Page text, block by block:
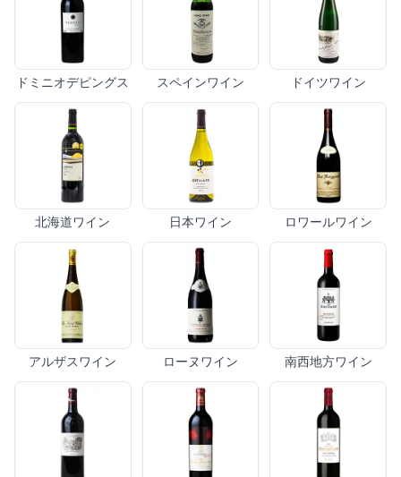
ドミニオデピングス スペインワイン ドイツワイン
北海道ワイン 日本ワイン ロワールワイン
アルザスワイン ローヌワイン 南西地方ワイン